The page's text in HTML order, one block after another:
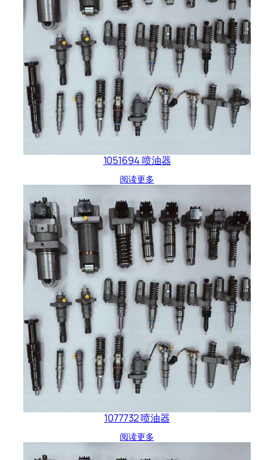
1051694 喷油器
阅读更多
1077732 喷油器
阅读更多